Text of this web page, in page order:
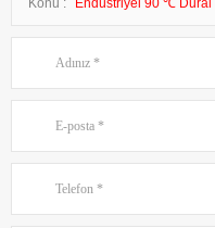
Konu : Endüstriyel 90 ℃ Dural